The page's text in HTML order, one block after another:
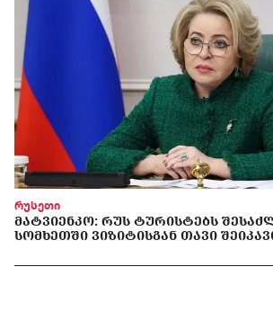
რუსეთი
ᲛᲐᲢᲕᲘᲔᲜᲙᲝ: ᲠᲣᲡ ᲢᲣᲠᲘᲡᲢᲔᲑᲡ
ᲡᲝᲛᲮᲔᲗᲨᲘ ᲕᲘᲖᲘᲢᲘᲡᲒᲐᲜ ᲗᲐᲕᲘ